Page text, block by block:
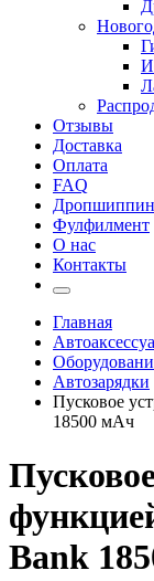
Отзывы
Доставка
Оплата
FAQ
Фулфилмент
О нас
Контакты
Главная
Автозарядки
Пусковое
18500 мАч
Bank